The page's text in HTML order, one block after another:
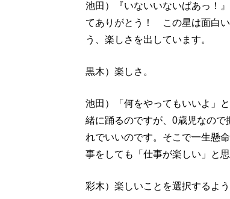
池田）『いないいないばあっ！
てありがとう！ この星は面白
う、楽しさを出しています。
黒木）楽しさ。
池田）「何をやってもいいよ」
緒に踊るのですが、0歳児なの
れでいいのです。そこで一生懸
事をしても「仕事が楽しい」と
彩木）楽しいことを選択するよう